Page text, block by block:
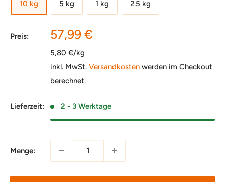
10 kg 5 kg 1 kg 2.5 kg
Preis: Sonderpreis
57,99 €
5,80 €/kg
inkl. MwSt. Versandkosten werden im Checkout
berechnet.
Lieferzeit: 2 - 3 Werktage
Menge: